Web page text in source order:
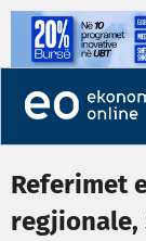
Referimet
regjionale,